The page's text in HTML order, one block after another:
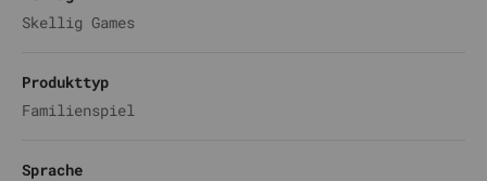
Skellig Games
Produkttyp
Familienspiel
Sprache